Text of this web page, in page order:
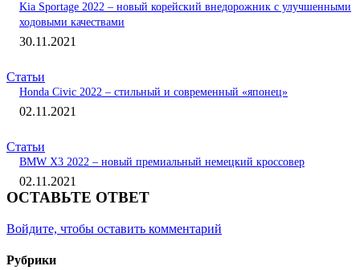
Kia Sportage 2022 – новый корейский внедорожник с улучшенными
ходовыми качествами
30.11.2021
Статьи
Honda Civic 2022 – стильный и современный «японец»
02.11.2021
Статьи
BMW X3 2022 – новый премиальный немецкий кроссовер
02.11.2021
ОСТАВЬТЕ ОТВЕТ
Войдите, чтобы оставить комментарий
Рубрики